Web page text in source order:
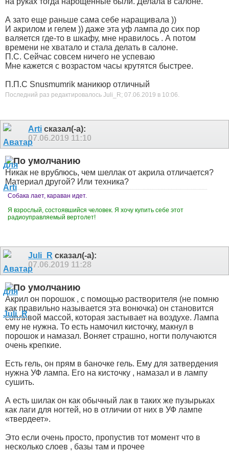
А зато еще раньше сама себе наращивала ))
И акрилом и гелем )) даже эта уф лампа до сих пор
валяется где-то в шкафу, мне нравилось . А потом
времени не хватало и стала делать в салоне.
П.С. Сейчас совсем ничего не успеваю
Мне кажется с возрастом часы крутятся быстрее.
П.П.С Snusmumrik маникюр отличный
Последний раз редактировалось Juli_R; 07.06.2019 в 10:06
Arti сказал(-а):
07.06.2019 11:10
Никак не врублюсь, чем шеллак от акрила отличается?
Материал другой? Или техника?
Собака лает, караван идет.
Я взрослый, состоявшийся человек. Я хочу купить себе этот
радиоуправляемый вертолет!
Juli_R сказал(-а):
07.06.2019 11:28
Акрил он порошок , с помощью растворителя (не помню
как правильно называется эта вонючка) он становится
сопливой массой, которая застывает на воздухе. Лампа
ему не нужна. То есть намочил кисточку, макнул в
порошок и намазал. Воняет страшно, ногти получаются
очень крепкие.
Есть гель, он прям в баночке гель. Ему для затвердения
нужна УФ лампа. Его на кисточку , намазал и в лампу
сушить.
А есть шилак он как обычный лак в таких же пузырьках
как лаги для ногтей, но в отличии от них в УФ лампе
«твердеет».
Это если очень просто, пропустив тот момент что в
несколько слоев , базы там и прочее